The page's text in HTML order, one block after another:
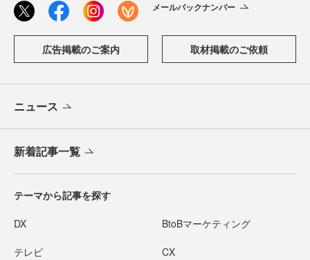
メールバックナンバー
広告掲載のご案内 取材掲載のご依頼
ニュース
新着記事一覧
テーマから記事を探す
DX BtoBマーケティング
テレビ CX